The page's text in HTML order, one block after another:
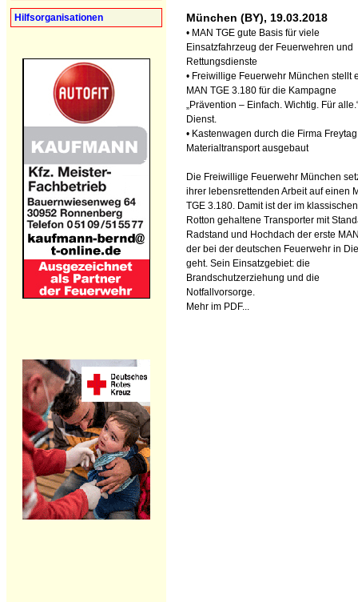
Hilfsorganisationen München (BY), 19.03.2018
• MAN TGE gute Basis für viele
Einsatzfahrzeug der Feuerwehren und
Rettungsdienste
• Freiwillige Feuerwehr München stellt
MAN TGE 3.180 für die Kampagne
„Prävention – Einfach. Wichtig. Für
Dienst.
• Kastenwagen durch die Firma
Materialtransport ausgebaut
Die Freiwillige Feuerwehr München
ihrer lebensrettenden Arbeit auf einen
TGE 3.180. Damit ist der im klassischen
Rotton gehaltene Transporter mit
Radstand und Hochdach der erste
der bei der deutschen Feuerwehr in
geht. Sein Einsatzgebiet: die
Brandschutzerziehung und die
Notfallvorsorge.
Mehr im PDF...